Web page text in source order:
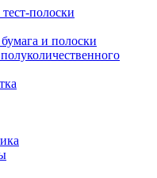
полоски
и полоски